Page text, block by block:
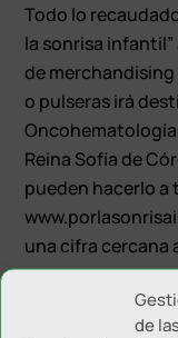
de
Todo lo
la sonrisa
de
o pulseras irá
Reina Sofía de
pueden hacerlo a
una cifra cercana